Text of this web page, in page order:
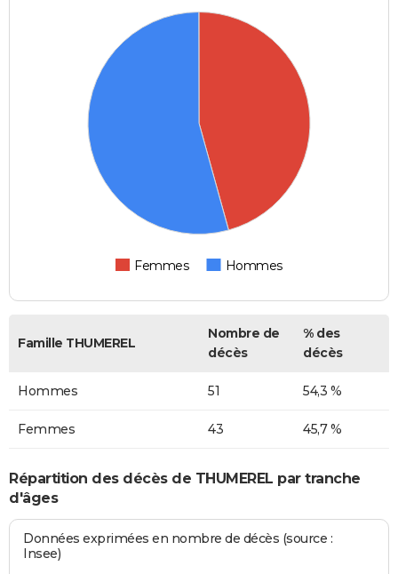
Femmes Hommes
Famille THUMEREL
Nombre de
décès
% des
décès
Hommes 51 54,3 %
Femmes 43 45,7 %
Répartition des décès de THUMEREL par tranche
d'âges
Données exprimées en nombre de décès (source :
Insee)